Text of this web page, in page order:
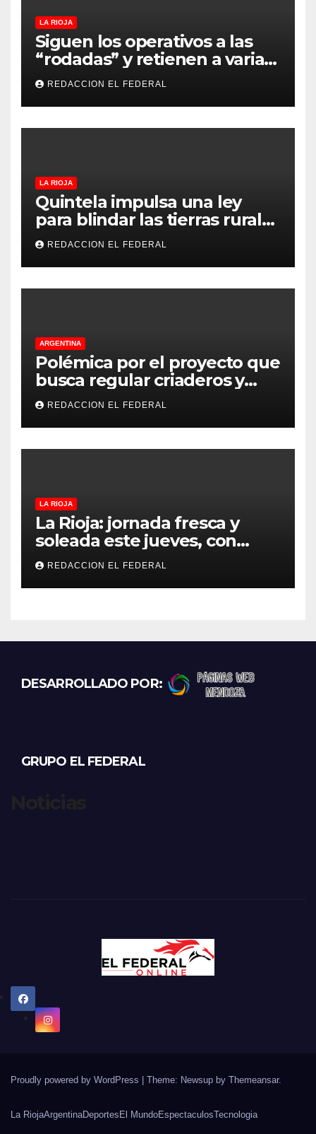
LA RIOJA
Siguen los operativos a las
“rodadas” y retienen a varias
motocicletas
REDACCION EL FEDERAL
LA RIOJA
Quintela impulsa una ley
para blindar las tierras rurales
de La Rioja: cuáles son los
principales puntos
REDACCION EL FEDERAL
ARGENTINA
Polémica por el proyecto que
busca regular criaderos y
refugios de perros y gatos:
denuncian excesos, mientras
proteccionistas reclaman
controles más duros
REDACCION EL FEDERAL
LA RIOJA
La Rioja: jornada fresca y
soleada este jueves, con
temperaturas estables para
el viernes
REDACCION EL FEDERAL
DESARROLLADO POR:
GRUPO EL FEDERAL
Proudly powered by WordPress Theme: Newsup by Themeansar.
La RiojaArgentinaDeportes El MundoEspectaculosTecnologia